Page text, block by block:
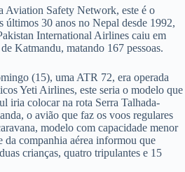
Aviation Safety Network, este é o
últimos 30 anos no Nepal desde 1992,
International Airlines caiu em
Katmandu, matando 167 pessoas.
(15), uma ATR 72, era operada
Yeti Airlines, este seria o modelo que
iria colocar na rota Serra Talhada-
o avião que faz os voos regulares
modelo com capacidade menor
da companhia aérea informou que
crianças, quatro tripulantes e 15